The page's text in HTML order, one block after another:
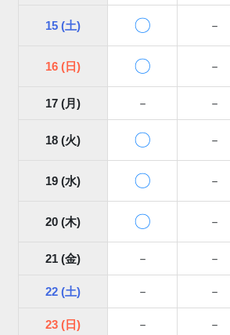
15 (土) 〇 －
16 (日) 〇 －
17 (月) － －
18 (火) 〇 －
19 (水) 〇 －
20 (木) 〇 －
21 (金) － －
22 (土) － －
23 (日) － －